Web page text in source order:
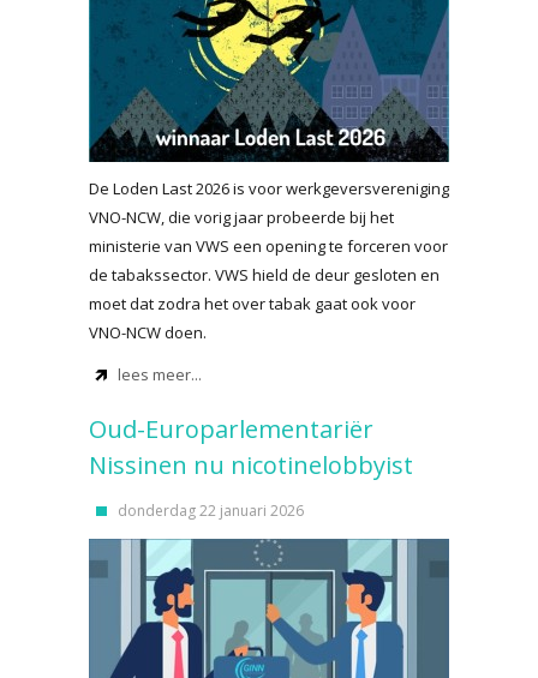
De Loden Last 2026 is voor werkgeversvereniging
VNO-NCW, die vorig jaar probeerde bij het
ministerie van VWS een opening te forceren voor
de tabakssector. VWS hield de deur gesloten en
moet dat zodra het over tabak gaat ook voor
VNO-NCW doen.
lees meer...
Oud-Europarlementariër
Nissinen nu nicotinelobbyist
donderdag 22 januari 2026